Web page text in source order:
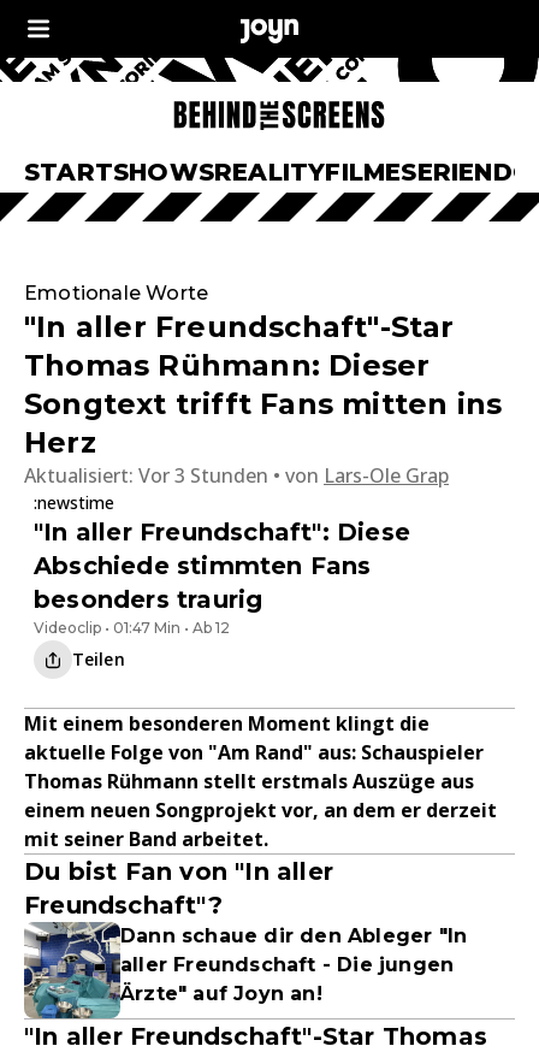
STARTSHOWSREALITYFILMESERIEN
Emotionale Worte
"In aller Freundschaft"-Star
Thomas Rühmann: Dieser
Songtext trifft Fans mitten ins
Herz
Aktualisiert: Vor 3 Stunden von Lars-Ole Grap
:newstime
"In aller Freundschaft": Diese
Abschiede stimmten Fans
besonders traurig
Videoclip • 01:47 Min • Ab 12
Teilen
Mit einem besonderen Moment klingt die
aktuelle Folge von "Am Rand" aus: Schauspieler
Thomas Rühmann stellt erstmals Auszüge aus
einem neuen Songprojekt vor, an dem er derzeit
mit seiner Band arbeitet.
Du bist Fan von "In aller
Freundschaft"?
Dann schaue dir den Ableger "In
aller Freundschaft - Die jungen
Ärzte" auf Joyn an!
"In aller Freundschaft"-Star Thomas